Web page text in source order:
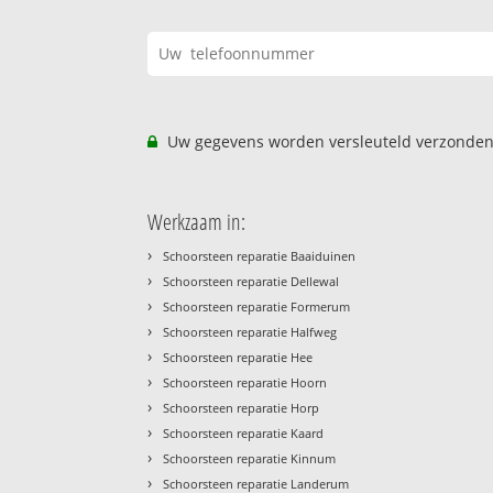
Uw gegevens worden versleuteld
Werkzaam in:
› Schoorsteen reparatie Baaiduinen
› Schoorsteen reparatie Dellewal
› Schoorsteen reparatie Formerum
› Schoorsteen reparatie Halfweg
› Schoorsteen reparatie Hee
› Schoorsteen reparatie Hoorn
› Schoorsteen reparatie Horp
› Schoorsteen reparatie Kaard
› Schoorsteen reparatie Kinnum
› Schoorsteen reparatie Landerum